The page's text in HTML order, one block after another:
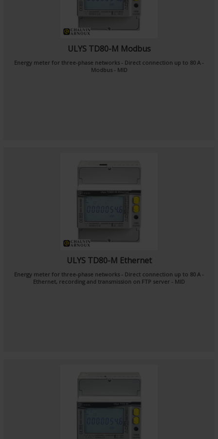
ULYS TD80-M Modbus
Energy meter for three-phase networks - Direct connection up to 80 A -
Modbus - MID
ULYS TD80-M Ethernet
Energy meter for three-phase networks - Direct connection up to 80 A -
Ethernet, recording and transmission on FTP server - MID